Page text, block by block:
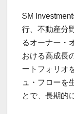
SM
行、不動産分
るオーナー・
おける高成長
ートフォリオ
ュ・フローを
とで、長期的